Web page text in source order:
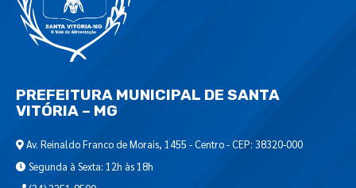
PREFEITURA MUNICIPAL DE SANTA
VITÓRIA – MG
Av. Reinaldo Franco de Morais, 1455 - Centro - CEP: 38320-000
Segunda à Sexta: 12h às 18h